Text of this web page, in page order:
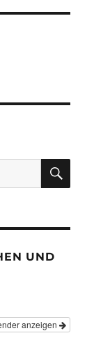
UND
anzeigen